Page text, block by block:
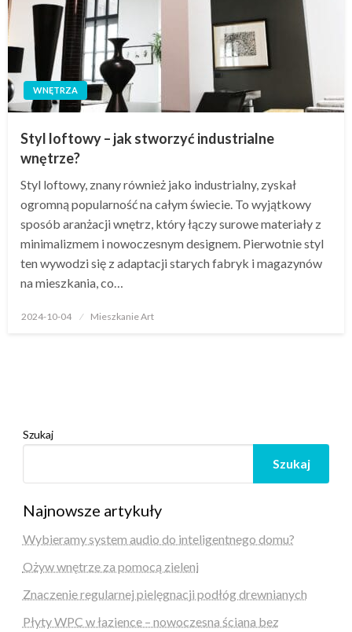
WNĘTRZA
Styl loftowy – jak stworzyć industrialne
wnętrze?
Styl loftowy, znany również jako industrialny, zyskał
ogromną popularność na całym świecie. To wyjątkowy
sposób aranżacji wnętrz, który łączy surowe materiały z
minimalizmem i nowoczesnym designem. Pierwotnie styl
ten wywodzi się z adaptacji starych fabryk i magazynów
na mieszkania, co…
Opublikowane
2024-10-04 Mieszkanie Art
Szukaj
Szukaj
Najnowsze artykuły
Wybieramy system audio do inteligentnego domu?
Ożyw wnętrze za pomocą zieleni
Znaczenie regularnej pielęgnacji podłóg drewnianych
Płyty WPC w łazience – nowoczesna ściana bez